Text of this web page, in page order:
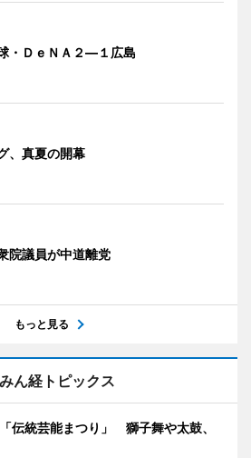
・ＤｅＮＡ２―１広島
、真夏の開幕
院議員が中道離党
もっと見る
みん経トピックス
伝統芸能まつり」 獅子舞や太鼓、